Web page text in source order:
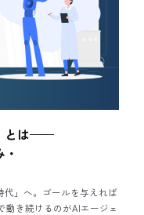
とは——
代」へ。ゴールを与えれば
動き続けるのがAIエージェ